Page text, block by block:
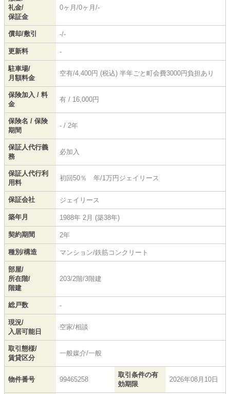
礼金/
保証金
0ヶ月/0ヶ月/-
償却/敷引 -/-
更新料 -
駐車場/
月額料金
空有/4,400円 (税込) 半年ごと町会費3000円負担あり
保険加入 / 料
金
有 / 16,000円
保険名 / 保険
期間
- / 2年
保証人代行義
務
必加入
保証人代行利
用料
初回50％ 年/1万円ジェイリース
保証会社 ジェイリース
築年月 1988年 2月 (築38年)
契約期間 2年
種別/構造 マンション/鉄筋コンクリート
部屋/
所在階/
階建
203/2階/3階建
総戸数 -
現況/
入居可能日
空家/相談
取引態様/
賃貸区分
一般媒介/一般
物件番号 99465258
取引条件の有
効期限
2026年08月10日